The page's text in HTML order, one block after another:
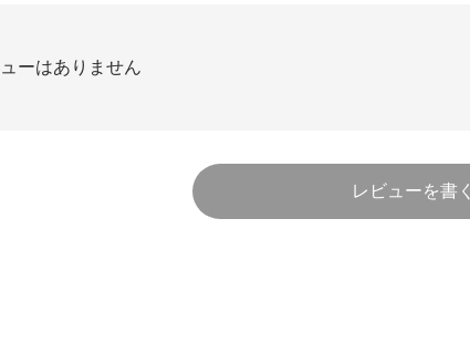
ーはありません
レビューを書く